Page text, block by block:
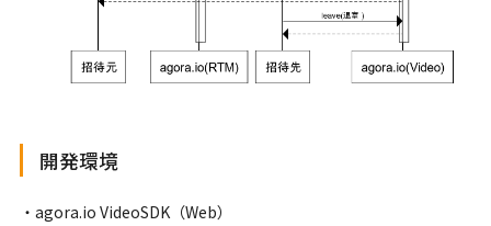
開発環境
・agora.io VideoSDK（Web）